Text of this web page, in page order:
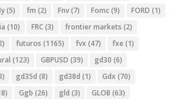
(5) fm (2) Fnv(7) Fomc(9) FORD (1)
(10) FRC(3) frontier markets (2)
futuros (1165) fvx (47) fxe (1)
(123) GBPUSD (39) gd30 (6)
gd35d (8) gd38d (1) Gdx (70)
Ggb (26) gld (3) GLOB (63)